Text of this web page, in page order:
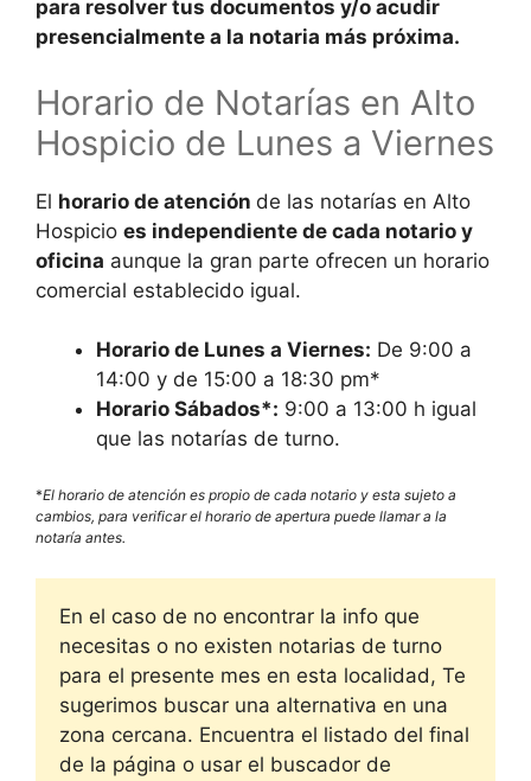
para resolver tus documentos y/o acudir
presencialmente a la notaria más próxima.
Horario de Notarías en Alto
Hospicio de Lunes a Viernes
El horario de atención de las notarías en Alto
Hospicio es independiente de cada notario y
oficina aunque la gran parte ofrecen un horario
comercial establecido igual.
Horario de Lunes a Viernes: De 9:00 a
14:00 y de 15:00 a 18:30 pm*
Horario Sábados*: 9:00 a 13:00 h igual
que las notarías de turno.
*El horario de atención es propio de cada notario y esta sujeto a
cambios, para verificar el horario de apertura puede llamar a la
notaría antes.
En el caso de no encontrar la info que
necesitas o no existen notarias de turno
para el presente mes en esta localidad, Te
sugerimos buscar una alternativa en una
zona cercana. Encuentra el listado del final
de la página o usar el buscador de